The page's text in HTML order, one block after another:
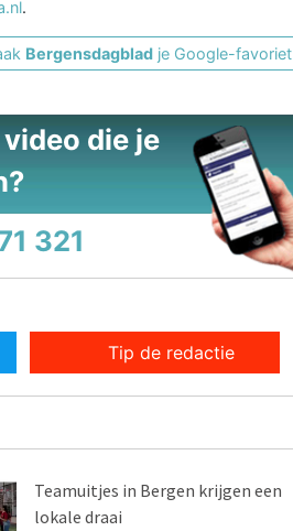
.
Bergensdagblad je Google-favoriet
die je
321
Tip de redactie
Teamuitjes in Bergen krijgen een
lokale draai